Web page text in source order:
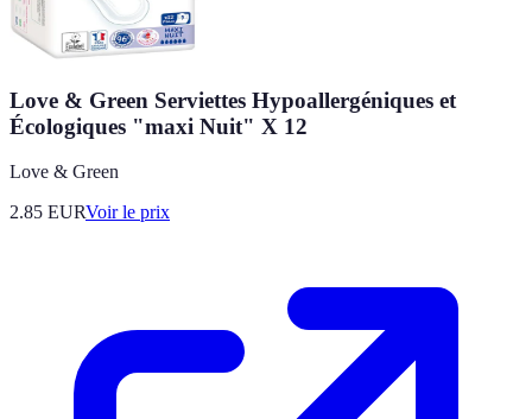
Love & Green Serviettes Hypoallergéniques et
Écologiques "maxi Nuit" X 12
Love & Green
2.85 EURVoir le prix